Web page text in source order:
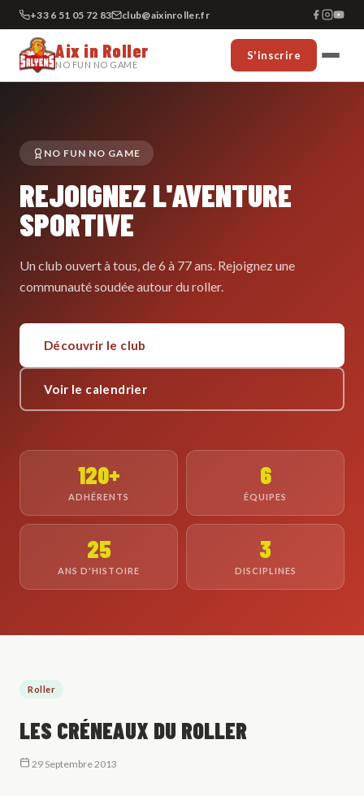
+33 6 51 05 72 83 club@aixinroller.fr
Aix in Roller
NO FUN NO GAME
S'inscrire
NO FUN NO GAME
REJOIGNEZ L'AVENTURE
SPORTIVE
Un club ouvert à tous, de 6 à 77 ans. Rejoignez une
communauté soudée autour du roller.
Découvrir le club
Voir le calendrier
120+
ADHÉRENTS
6
ÉQUIPES
25
ANS D'HISTOIRE
3
DISCIPLINES
Roller
LES CRÉNEAUX DU ROLLER
29 Septembre 2013